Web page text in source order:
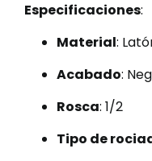
Especificaciones:
Material:
Acabado:
Rosca: 1/2
Tipo de